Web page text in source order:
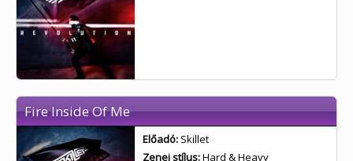
Fire Inside Of Me
Előadó: Skillet
Zenei stílus:Hard & Heavy